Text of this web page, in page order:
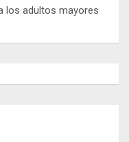
los adultos mayores